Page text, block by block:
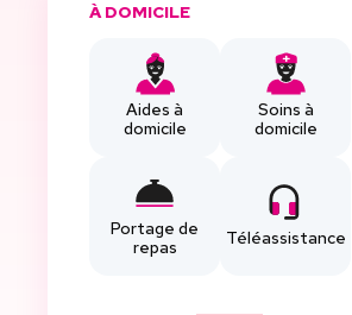
À DOMICILE
Aides à
domicile
Soins à
domicile
Portage de
repas
Téléassistance